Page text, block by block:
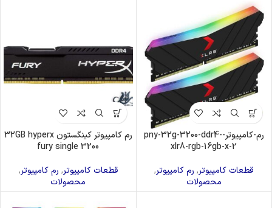
رم-کامپیوتر-pny-32g-3200-ddr4-
xlr8-rgb-16gb-x-2
قطعات کامپیوتر, رم کامپیوتر,
محصولات
رم کامپیوتر کینگستون 32GB hyperx
fury single 3200
قطعات کامپیوتر, رم کامپیوتر,
محصولات